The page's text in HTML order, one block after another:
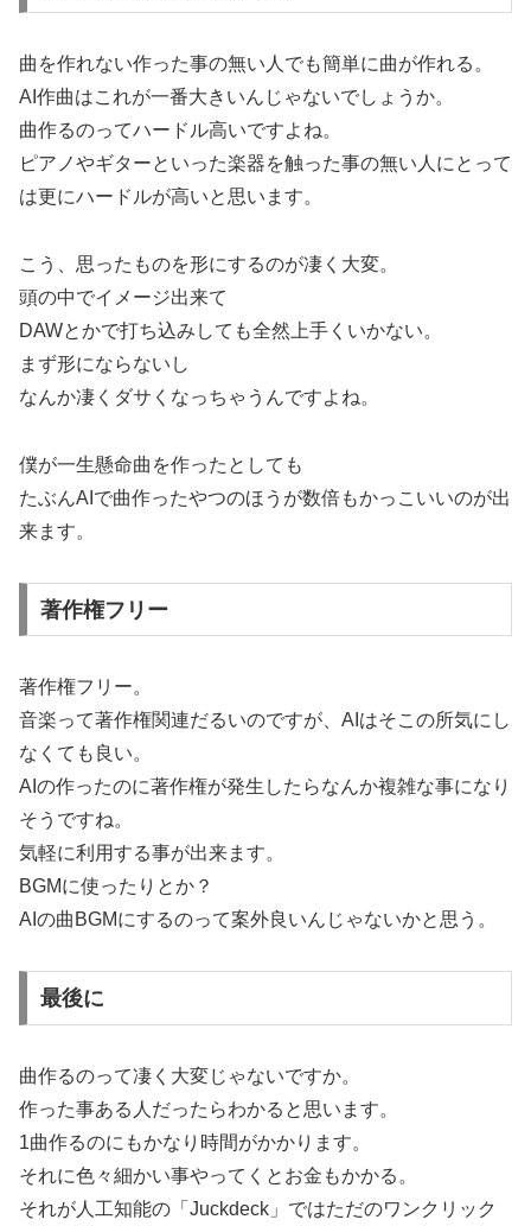
曲を作れない作った事の無い人でも簡単に曲が作れる。
AI作曲はこれが一番大きいんじゃないでしょうか。
曲作るのってハードル高いですよね。
ピアノやギターといった楽器を触った事の無い人にとって
は更にハードルが高いと思います。
こう、思ったものを形にするのが凄く大変。
頭の中でイメージ出来て
DAWとかで打ち込みしても全然上手くいかない。
まず形にならないし
なんか凄くダサくなっちゃうんですよね。
僕が一生懸命曲を作ったとしても
たぶんAIで曲作ったやつのほうが数倍もかっこいいのが出
来ます。
著作権フリー
著作権フリー。
音楽って著作権関連だるいのですが、AIはそこの所気にし
なくても良い。
AIの作ったのに著作権が発生したらなんか複雑な事になり
そうですね。
気軽に利用する事が出来ます。
BGMに使ったりとか？
AIの曲BGMにするのって案外良いんじゃないかと思う。
最後に
曲作るのって凄く大変じゃないですか。
作った事ある人だったらわかると思います。
1曲作るのにもかなり時間がかかります。
それに色々細かい事やってくとお金もかかる。
それが人工知能の「Juckdeck」ではただのワンクリック